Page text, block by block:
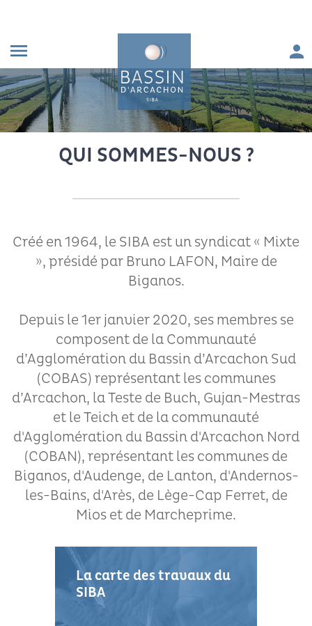
FIL D'ARIANE
Accueil
QUI SOMMES-NOUS ?
Créé en 1964, le SIBA est un syndicat « Mixte
», présidé par Bruno LAFON, Maire de
Biganos.
Depuis le 1er janvier 2020, ses membres se
composent de la Communauté
d’Agglomération du Bassin d’Arcachon Sud
(COBAS) représentant les communes
d’Arcachon, la Teste de Buch, Gujan-Mestras
et le Teich et de la communauté
d'Agglomération du Bassin d'Arcachon Nord
(COBAN), représentant les communes de
Biganos, d'Audenge, de Lanton, d'Andernos-
les-Bains, d'Arès, de Lège-Cap Ferret, de
Mios et de Marcheprime.
La carte des travaux du
SIBA